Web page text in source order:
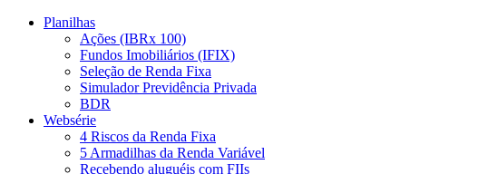
Planilhas
Ações (IBRx 100)
Fundos Imobiliários (IFIX)
Seleção de Renda Fixa
Simulador Previdência Privada
BDR
Websérie
4 Riscos da Renda Fixa
5 Armadilhas da Renda Variável
Recebendo aluguéis com FIIs